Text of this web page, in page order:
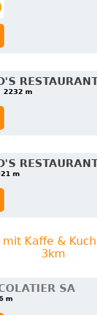
2232 m
m
Kaffe &
3km
SA
m